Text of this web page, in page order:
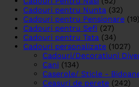
Cadouri pentru Nunta (32)
Cadouri pentru Pensionare (19)
Cadouri pentru Sefi (27)
Cadouri pentru Tata (34)
Cadouri personalizate (1027)
Cadouri/Decoratiuni
Cani (134)
Caserole/ Sticle -
Ceasuri de perete (242)